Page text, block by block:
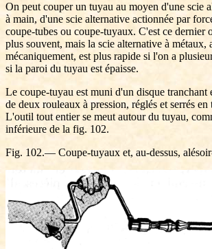
On peut couper un tuyau au moyen d'une scie
à main, d'une scie alternative actionnée par
coupe-tubes ou coupe-tuyaux. C'est ce dernier
plus souvent, mais la scie alternative à métaux,
mécaniquement, est plus rapide si l'on a
si la paroi du tuyau est épaisse.
Le coupe-tuyau est muni d'un disque tranchant
de deux rouleaux à pression, réglés et serrés
L'outil tout entier se meut autour du tuyau,
inférieure de la fig. 102.
Fig. 102.— Coupe-tuyaux et, au-dessus,